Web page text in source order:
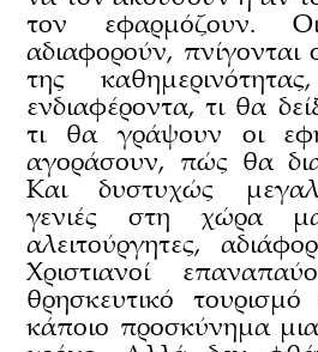
τον εφαρμόζουν. Οι
αδιαφορούν,
της
ενδιαφέροντα, τι θα
τι θα γράψουν οι
αγοράσουν, πώς θα
Και δυστυχώς
γενιές στη χώρα
αλειτούργητες,
Χριστιανοί
θρησκευτικό
κάποιο προσκύνημα